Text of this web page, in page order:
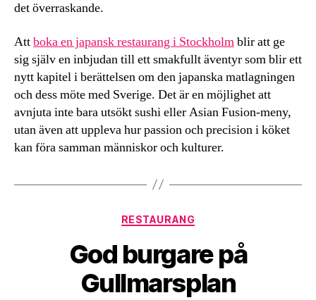
det överraskande.
Attboka en japansk restaurang i Stockholmblir att ge
sig själv en inbjudan till ett smakfullt äventyr som blir ett
nytt kapitel i berättelsen om den japanska matlagningen
och dess möte med Sverige. Det är en möjlighet att
avnjuta inte bara utsökt sushi eller Asian Fusion-meny,
utan även att uppleva hur passion och precision i köket
kan föra samman människor och kulturer.
Kategorier
RESTAURANG
God burgare på
Gullmarsplan